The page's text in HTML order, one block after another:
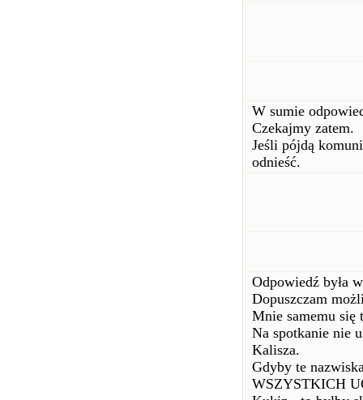
W sumie
Czekajmy zatem.
Jeśli pójdą
odnieść.
Odpowiedź była
Dopuszczam
Mnie samemu się
Na spotkanie nie
Kalisza.
Gdyby te
WSZYSTKICH